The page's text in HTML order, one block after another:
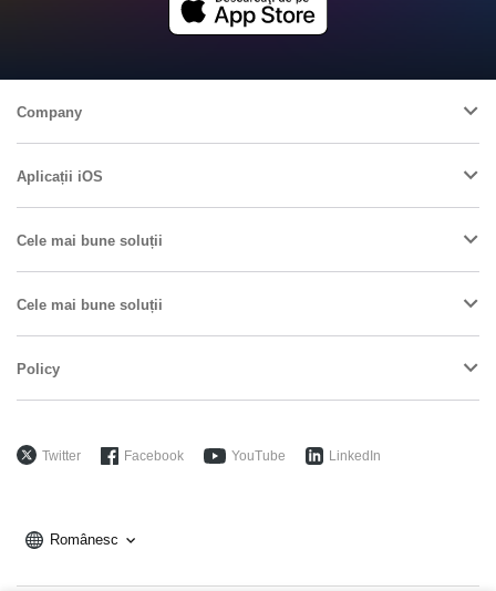
Company
Aplicații iOS
Cele mai bune soluții
Cele mai bune soluții
Policy
Twitter Facebook YouTube LinkedIn
Românesc